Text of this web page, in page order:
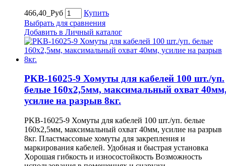
466,40_Руб
Купить
Выбрать для сравнения
Добавить в Личный каталог
PKB-16025-9 Хомуты для кабелей 100 шт./уп.
белые 160х2,5мм, максимальный охват
усилие на разрыв 8кг.
PKB-16025-9 Хомуты для кабелей 100 шт./уп. белые
160х2,5мм, максимальный охват 40мм, усилие на разрыв
8кг. Пластмассовые хомуты для закрепления и
маркирования кабелей. Удобная и быстрая установка
Хорошая гибкость и износостойкость Возможность